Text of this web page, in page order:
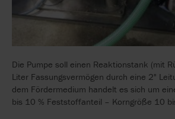
Die Pumpe soll einen Reaktionstank (mit
Liter Fassungsvermögen durch eine 2"
dem Fördermedium handelt es sich um
bis 10 % Feststoffanteil – Korngröße 10